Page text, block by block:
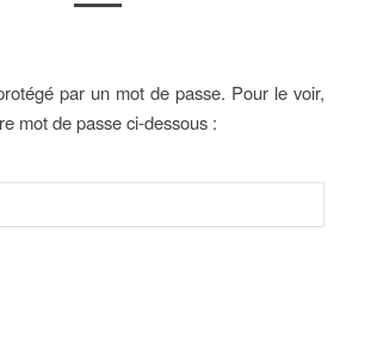
par un mot de passe. Pour le voir,
mot de passe ci-dessous :